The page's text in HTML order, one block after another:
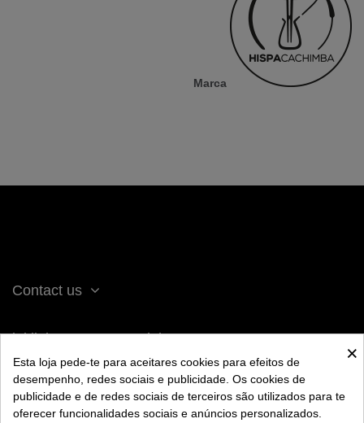
Marca
Contact us
iqitlinksmanager module
ACERCA DE BENGALA
×
Esta loja pede-te para aceitares cookies para efeitos de
desempenho, redes sociais e publicidade. Os cookies de
publicidade e de redes sociais de terceiros são utilizados para te
oferecer funcionalidades sociais e anúncios personalizados.